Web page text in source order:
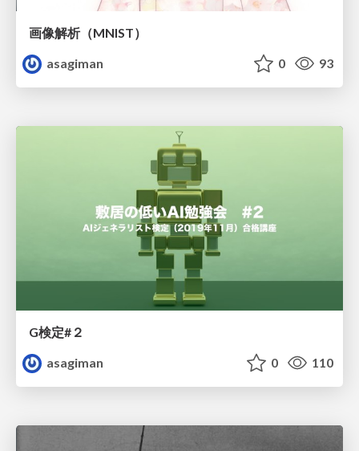
画像解析（MNIST）
asagiman
0 93
G検定#２
asagiman
0 110